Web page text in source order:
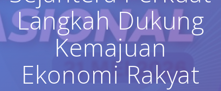
Langkah Dukung
Kemajuan
Ekonomi Rakyat